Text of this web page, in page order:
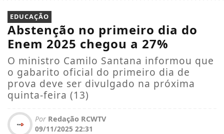
EDUCAÇÃO
Abstenção no primeiro dia do
Enem 2025 chegou a 27%
O ministro Camilo Santana informou que
o gabarito oficial do primeiro dia de
prova deve ser divulgado na próxima
quinta-feira (13)
Por Redação RCWTV
09/11/2025 22:31